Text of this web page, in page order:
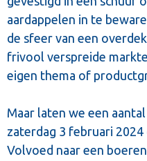
aardappelen in te
de sfeer van een
frivool verspreide
eigen thema of
Maar laten we een
zaterdag 3 februari
Volvoed naar een